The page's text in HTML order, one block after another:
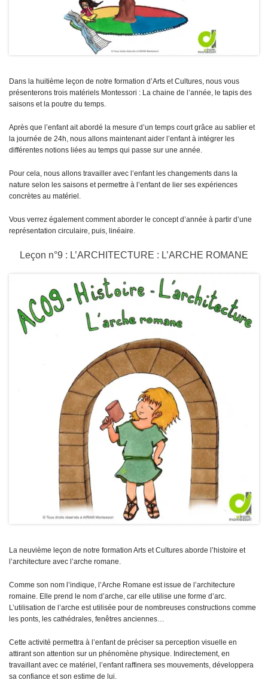
Dans la huitième leçon de notre formation d’Arts et Cultures, nous vous
présenterons trois matériels Montessori : La chaine de l’année, le tapis des
saisons et la poutre du temps.
Après que l’enfant ait abordé la mesure d’un temps court grâce au sablier et
la journée de 24h, nous allons maintenant aider l’enfant à intégrer les
différentes notions liées au temps qui passe sur une année.
Pour cela, nous allons travailler avec l’enfant les changements dans la
nature selon les saisons et permettre à l’enfant de lier ses expériences
concrètes au matériel.
Vous verrez également comment aborder le concept d’année à partir d’une
représentation circulaire, puis, linéaire.
Leçon n°9 : L’ARCHITECTURE : L’ARCHE ROMANE
La neuvième leçon de notre formation Arts et Cultures aborde l’histoire et
l’architecture avec l’arche romane.
Comme son nom l’indique, l’Arche Romane est issue de l’architecture
romaine. Elle prend le nom d’arche, car elle utilise une forme d’arc.
L’utilisation de l’arche est utilisée pour de nombreuses constructions comme
les ponts, les cathédrales, fenêtres anciennes…
Cette activité permettra à l’enfant de préciser sa perception visuelle en
attirant son attention sur un phénomène physique. Indirectement, en
travaillant avec ce matériel, l’enfant raffinera ses mouvements, développera
sa confiance et son estime de lui.